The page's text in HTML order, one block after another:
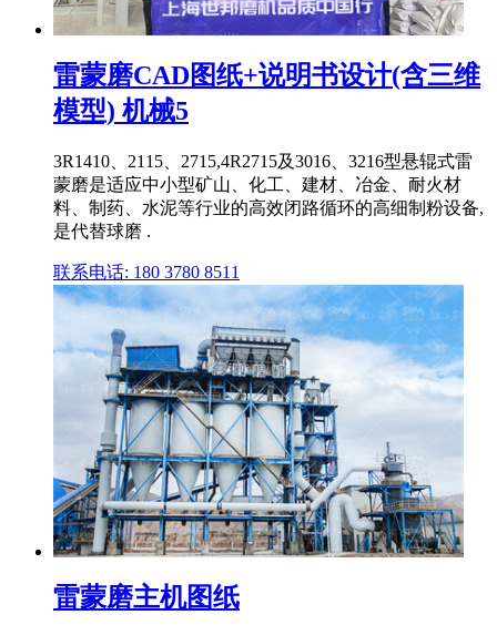
雷蒙磨CAD图纸+说明书设计(含三维
模型) 机械5
3R1410、2115、2715,4R2715及3016、3216型悬辊式雷
蒙磨是适应中小型矿山、化工、建材、冶金、耐火材
料、制药、水泥等行业的高效闭路循环的高细制粉设备,
是代替球磨 .
联系电话: 180 3780 8511
雷蒙磨主机图纸